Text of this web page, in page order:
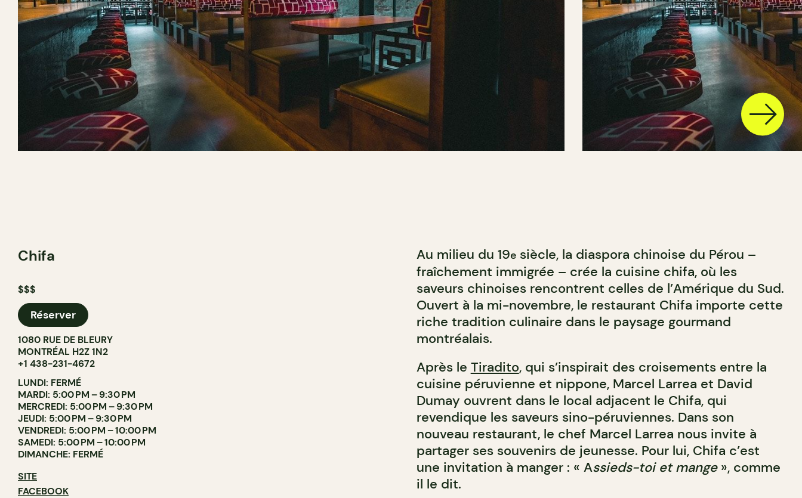
Chifa
$$$
Réserver
1080 RUE DE BLEURY
MONTRÉAL H2Z 1N2
+1 438-231-4672
LUNDI: FERMÉ
MARDI: 5:00 PM – 9:30 PM
MERCREDI: 5:00 PM – 9:30 PM
JEUDI: 5:00 PM – 9:30 PM
VENDREDI: 5:00 PM – 10:00 PM
SAMEDI: 5:00 PM – 10:00 PM
DIMANCHE: FERMÉ
SITE
FACEBOOK
Au milieu du 19e siècle, la diaspora chinoise du Pérou –
fraîchement immigrée – crée la cuisine chifa, où les
saveurs chinoises rencontrent celles de l’Amérique du Sud.
Ouvert à la mi-novembre, le restaurant Chifa importe cette
riche tradition culinaire dans le paysage gourmand
montréalais.
Après le Tiradito, qui s’inspirait des croisements entre la
cuisine péruvienne et nippone, Marcel Larrea et David
Dumay ouvrent dans le local adjacent le Chifa, qui
revendique les saveurs sino-péruviennes. Dans son
nouveau restaurant, le chef Marcel Larrea nous invite à
partager ses souvenirs de jeunesse. Pour lui, Chifa c’est
une invitation à manger : « Assieds-toi et mange», comme
il le dit.